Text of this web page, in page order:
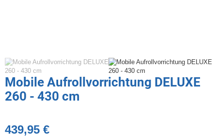
Mobile Aufrollvorrichtung DELUXE
260 - 430 cm
439,95 €